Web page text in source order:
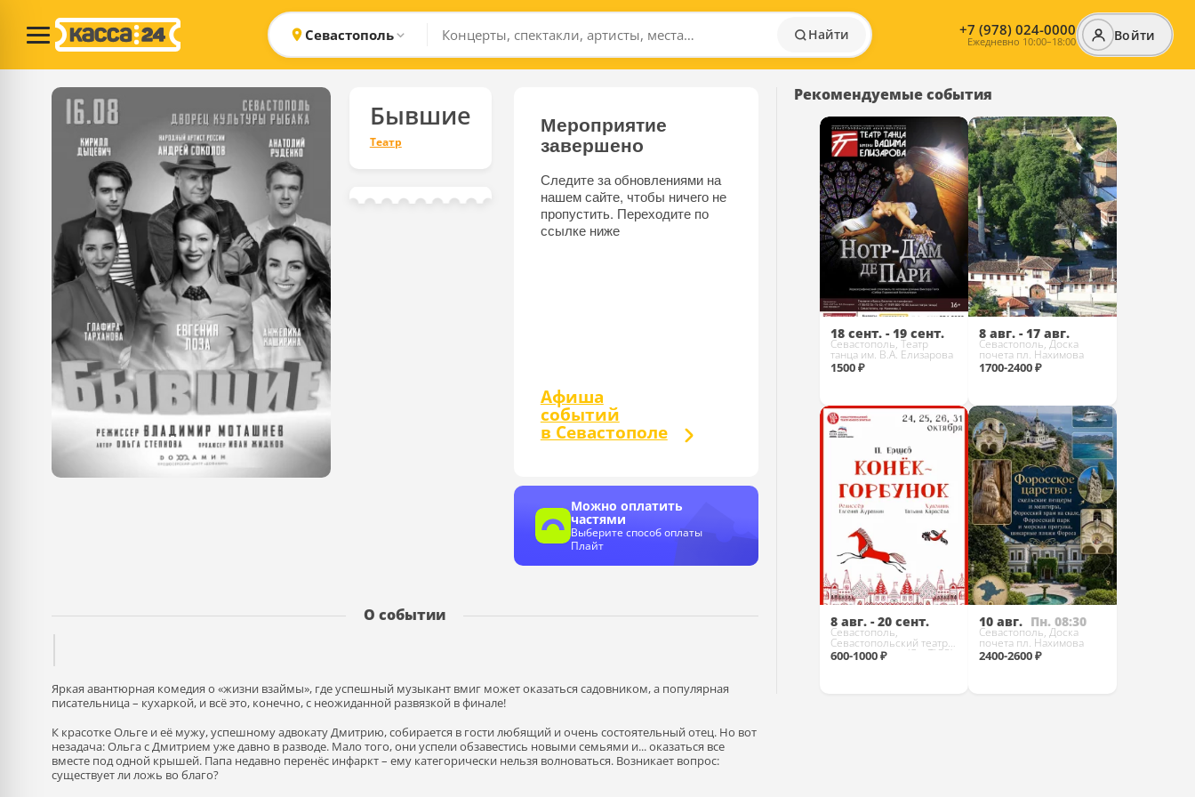
Севастополь Найти +7 (978) 024-0000
Ежедневно 10:00–18:00 Войти
Бывшие
Театр
Мероприятие
завершено
Следите за обновлениями на
нашем сайте, чтобы ничего не
пропустить. Переходите по
ссылке ниже
Афиша
событий
в Севастополе
Можно оплатить
частями
Выберите способ оплаты
Плайт
О событии
Яркая авантюрная комедия о «жизни взаймы», где успешный музыкант вмиг может оказаться садовником, а популярная
писательница – кухаркой, и всё это, конечно, с неожиданной развязкой в финале!
К красотке Ольге и её мужу, успешному адвокату Дмитрию, собирается в гости любящий и очень состоятельный отец. Но вот
незадача: Ольга с Дмитрием уже давно в разводе. Мало того, они успели обзавестись новыми семьями и... оказаться все
вместе под одной крышей. Папа недавно перенёс инфаркт – ему категорически нельзя волноваться. Возникает вопрос:
существует ли ложь во благо?
Рекомендуемые события
18 сент. - 19 сент.
Севастополь, Театр
танца им. В.А. Елизарова
1500 ₽
Купить
8 авг. - 17 авг.
Севастополь, Доска
почета пл. Нахимова
1700-2400 ₽
Купить
8 авг. - 20 сент.
Севастополь,
Севастопольский театр
юного зрителя (СевТЮЗ)
600-1000 ₽
10 авг. Пн. 08:30
Севастополь, Доска
почета пл. Нахимова
2400-2600 ₽